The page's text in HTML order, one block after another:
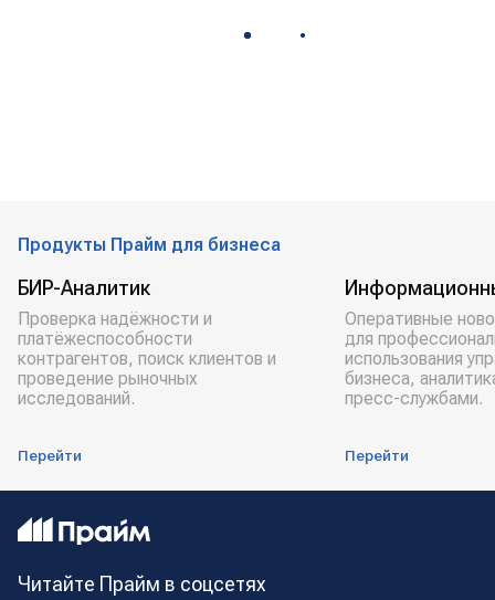
Продукты Прайм для бизнеса
БИР-Аналитик
Проверка надёжности и
платёжеспособности
контрагентов, поиск клиентов и
проведение рыночных
исследований.
Перейти
Оперативные
для
использования
бизнеса,
пресс-службами.
Перейти
Читайте Прайм в соцсетях